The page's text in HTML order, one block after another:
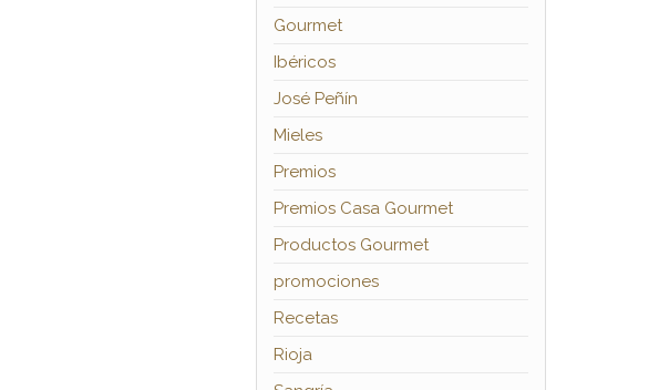
Gourmet
Ibéricos
José Peñín
Mieles
Premios
Premios Casa Gourmet
Productos Gourmet
promociones
Recetas
Rioja